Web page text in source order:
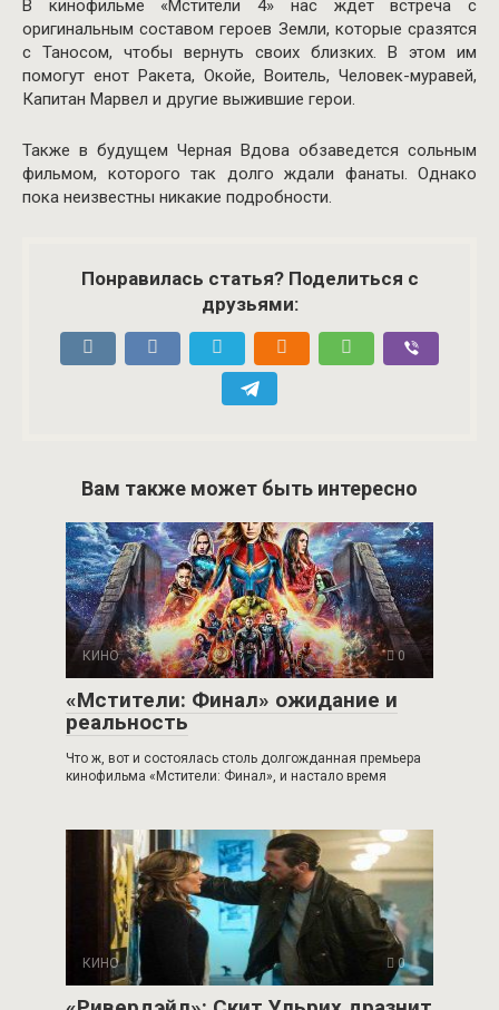
В кинофильме «Мстители 4» нас ждет встреча с
оригинальным составом героев Земли, которые сразятся
с Таносом, чтобы вернуть своих близких. В этом им
помогут енот Ракета, Окойе, Воитель, Человек-муравей,
Капитан Марвел и другие выжившие герои.
Также в будущем Черная Вдова обзаведется сольным
фильмом, которого так долго ждали фанаты. Однако
пока неизвестны никакие подробности.
Понравилась статья? Поделиться с
друзьями:
Вам также может быть интересно
КИНО 0
«Мстители: Финал» ожидание и
реальность
Что ж, вот и состоялась столь долгожданная премьера
кинофильма «Мстители: Финал», и настало время
КИНО 0